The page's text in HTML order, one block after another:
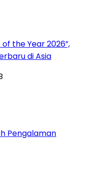
the Year 2026”,
di Asia
Pengalaman